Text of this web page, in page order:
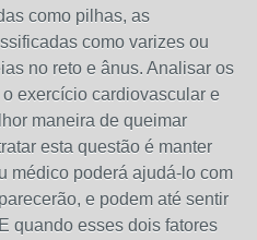
como pilhas, as
como varizes ou
no reto e ânus. Analisar os
exercício cardiovascular e
maneira de queimar
esta questão é manter
médico poderá ajudá-lo com
e podem até sentir
quando esses dois fatores